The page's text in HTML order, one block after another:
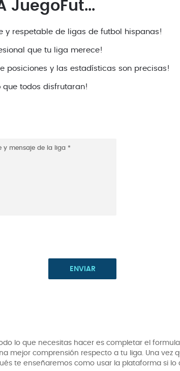
JuegoFut...
y respetable de ligas de futbol hispanas!
que tu liga merece!
posiciones y las estadísticas son precisas!
que todos disfrutaran!
lo que necesitas hacer es completar el
mejor comprensión respecto a tu liga. Una vez
te enseñaremos como usar la plataforma si lo